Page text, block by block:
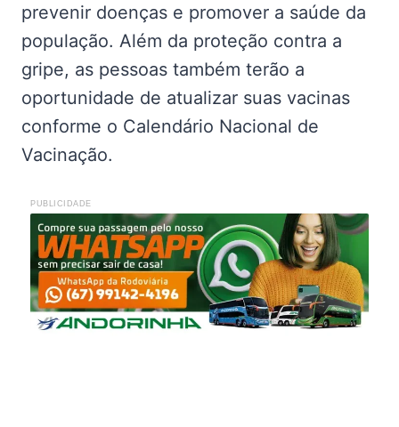
prevenir doenças e promover a saúde da
população. Além da proteção contra a
gripe, as pessoas também terão a
oportunidade de atualizar suas vacinas
conforme o Calendário Nacional de
Vacinação.
PUBLICIDADE